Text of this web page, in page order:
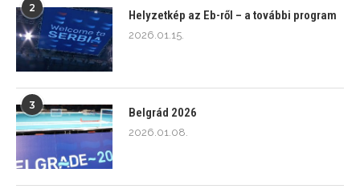
2
Helyzetkép az Eb-ről – a további program
2026.01.15.
3
Belgrád 2026
2026.01.08.